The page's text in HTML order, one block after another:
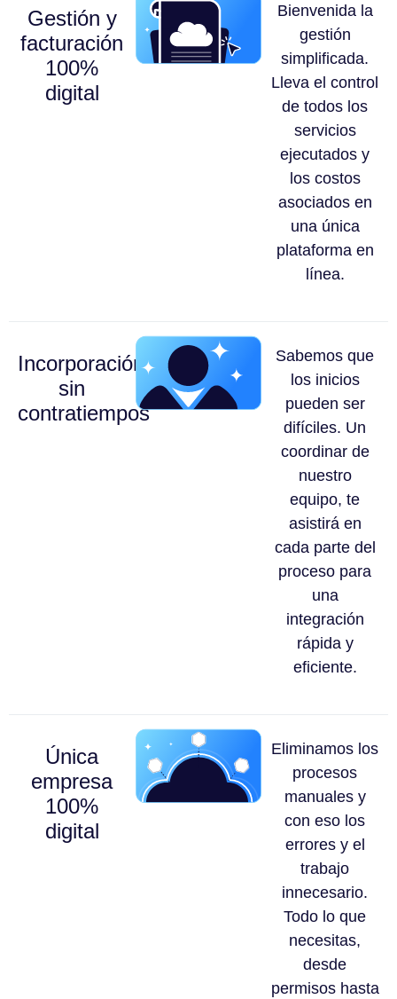
Gestión y
facturación
100%
digital
Bienvenida la
gestión
simplificada.
Lleva el control
de todos los
servicios
ejecutados y
los costos
asociados en
una única
plataforma en
línea.
Incorporación
sin
contratiempos
Sabemos que
los inicios
pueden ser
difíciles. Un
coordinar de
nuestro
equipo, te
asistirá en
cada parte del
proceso para
una
integración
rápida y
eficiente.
Única
empresa
100%
digital
Eliminamos los
procesos
manuales y
con eso los
errores y el
trabajo
innecesario.
Todo lo que
necesitas,
desde
permisos hasta